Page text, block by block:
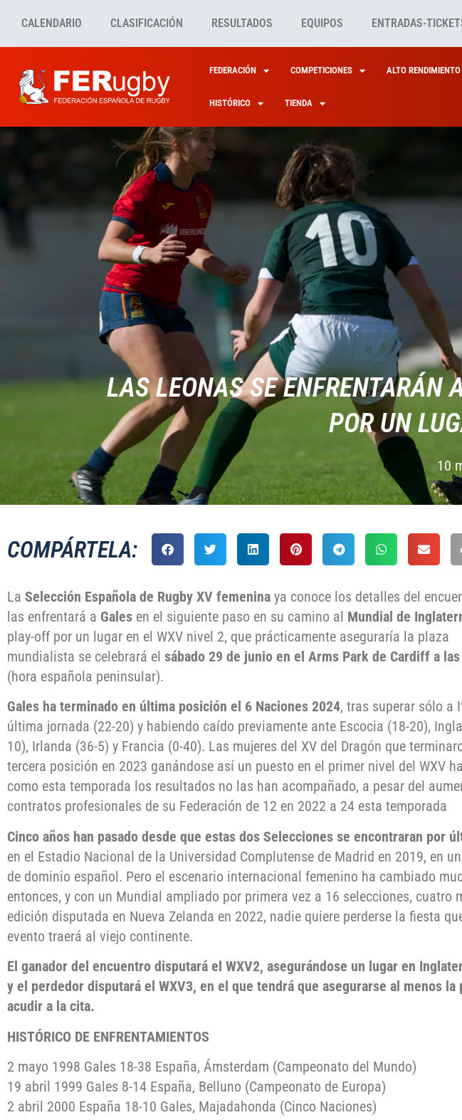
CALENDARIO CLASIFICACIÓN RESULTADOS EQUIPOS ENTRADAS-
FEDERACIÓN COMPETICIONES ALTO RENDIMIENTO
HISTÓRICO TIENDA
LAS LEONAS SE ENFRENTARÁN
POR UN
10
COMPÁRTELA:
La Selección Española de Rugby XV femenina ya conoce los detalles del
las enfrentará a Gales en el siguiente paso en su camino al Mundial de
play-off por un lugar en el WXV nivel 2, que prácticamente aseguraría la plaza
mundialista se celebrará el sábado 29 de junio en el Arms Park de Cardiff a
(hora española peninsular).
Gales ha terminado en última posición el 6 Naciones 2024, tras superar sólo a
última jornada (22-20) y habiendo caído previamente ante Escocia (18-20),
10), Irlanda (36-5) y Francia (0-40). Las mujeres del XV del Dragón que
tercera posición en 2023 ganándose así un puesto en el primer nivel del WXV
como esta temporada los resultados no las han acompañado, a pesar del
contratos profesionales de su Federación de 12 en 2022 a 24 esta temporada
Cinco años han pasado desde que estas dos Selecciones se encontraran por
en el Estadio Nacional de la Universidad Complutense de Madrid en 2019, en
de dominio español. Pero el escenario internacional femenino ha cambiado
entonces, y con un Mundial ampliado por primera vez a 16 selecciones, cuatro
edición disputada en Nueva Zelanda en 2022, nadie quiere perderse la fiesta
evento traerá al viejo continente.
El ganador del encuentro disputará el WXV2, asegurándose un lugar en
y el perdedor disputará el WXV3, en el que tendrá que asegurarse al menos la
acudir a la cita.
HISTÓRICO DE ENFRENTAMIENTOS
2 mayo 1998 Gales 18-38 España, Ámsterdam (Campeonato del Mundo)
19 abril 1999 Gales 8-14 España, Belluno (Campeonato de Europa)
2 abril 2000 España 18-10 Gales, Majadahonda (Cinco Naciones)